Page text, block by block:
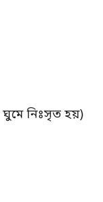
নিঃসৃত হয়)